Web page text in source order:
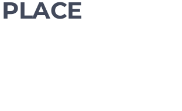
PLACE